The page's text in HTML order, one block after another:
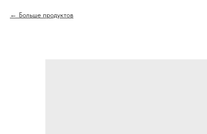
Больше продуктов